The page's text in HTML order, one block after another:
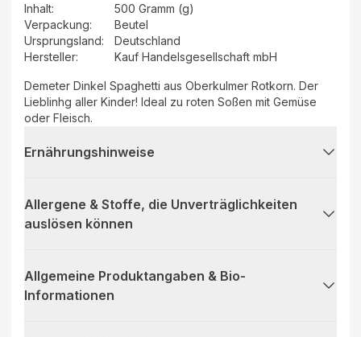
Inhalt:
500 Gramm (g)
Verpackung:
Beutel
Ursprungsland:
Deutschland
Hersteller: Kauf Handelsgesellschaft mbH
Demeter Dinkel Spaghetti aus Oberkulmer Rotkorn. Der
Lieblinhg aller Kinder! Ideal zu roten Soßen mit Gemüse
oder Fleisch.
Ernährungshinweise
Allergene & Stoffe, die Unverträglichkeiten
auslösen können
Allgemeine Produktangaben & Bio-
Informationen